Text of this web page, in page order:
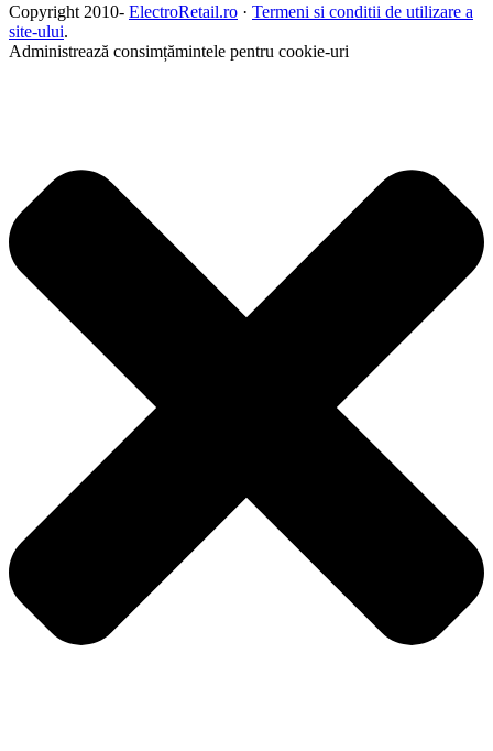
Copyright 2010- ElectroRetail.ro · Termeni si conditii de utilizare a
site-ului.
Administrează consimțămintele pentru cookie-uri